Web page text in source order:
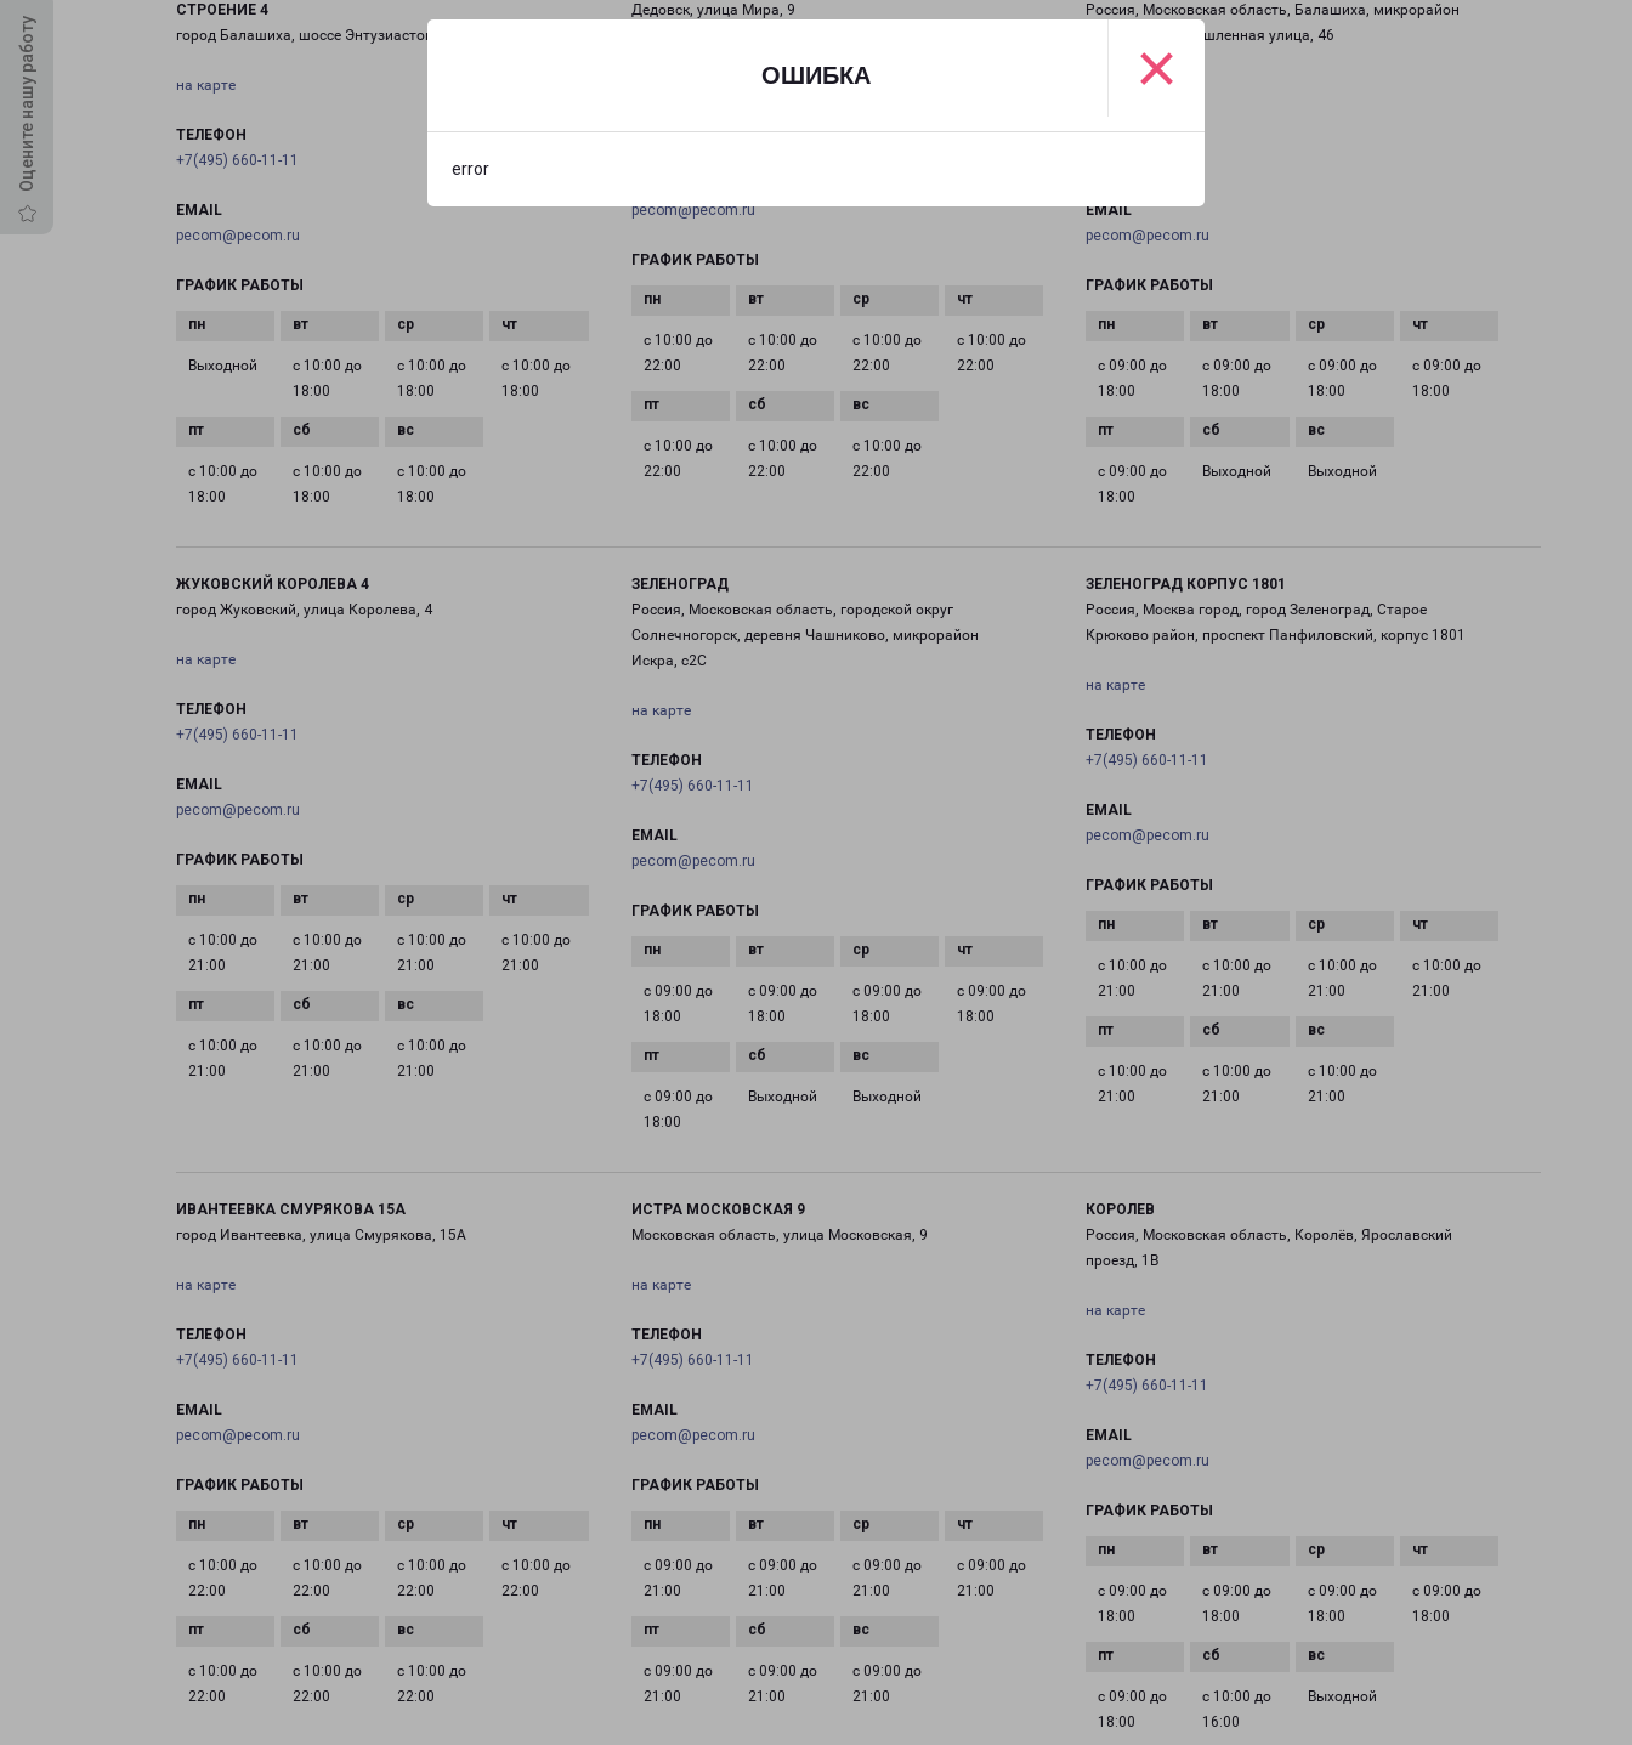
ОШИБКА
error
×
Оцените нашу работу
СТРОЕНИЕ 4
город Балашиха, шоссе Энтузиастов, 11 строение 4
на карте
ТЕЛЕФОН
+7(495) 660-11-11
EMAIL
pecom@pecom.ru
ГРАФИК РАБОТЫ
Выходной
с 10:00 до
18:00
с 10:00 до
18:00
с 10:00 до
18:00
с 10:00 до
18:00
с 10:00 до
18:00
с 10:00 до
18:00
Дедовск, улица Мира, 9
+7(495) 660-11-11
pecom@pecom.ru
ГРАФИК РАБОТЫ
с 10:00 до
22:00
с 10:00 до
22:00
с 10:00 до
22:00
с 10:00 до
22:00
с 10:00 до
22:00
с 10:00 до
22:00
с 10:00 до
22:00
Россия, Московская область, Балашиха, микрорайон
Саввино, Промышленная улица, 46
на карте
ТЕЛЕФОН
EMAIL
pecom@pecom.ru
ГРАФИК РАБОТЫ
с 09:00 до
18:00
с 09:00 до
18:00
с 09:00 до
18:00
с 09:00 до
18:00
с 09:00 до
18:00
Выходной Выходной
ЖУКОВСКИЙ КОРОЛЕВА 4
город Жуковский, улица Королева, 4
на карте
ТЕЛЕФОН
+7(495) 660-11-11
EMAIL
pecom@pecom.ru
ГРАФИК РАБОТЫ
с 10:00 до
21:00
с 10:00 до
21:00
с 10:00 до
21:00
с 10:00 до
21:00
с 10:00 до
21:00
с 10:00 до
21:00
с 10:00 до
21:00
ЗЕЛЕНОГРАД
Россия, Московская область, городской округ
Солнечногорск, деревня Чашниково, микрорайон
Искра, с2С
на карте
ТЕЛЕФОН
+7(495) 660-11-11
EMAIL
pecom@pecom.ru
ГРАФИК РАБОТЫ
с 09:00 до
18:00
с 09:00 до
18:00
с 09:00 до
18:00
с 09:00 до
18:00
с 09:00 до
18:00
Выходной Выходной
ЗЕЛЕНОГРАД КОРПУС 1801
Россия, Москва город, город Зеленоград, Старое
Крюково район, проспект Панфиловский, корпус 1801
на карте
ТЕЛЕФОН
+7(495) 660-11-11
EMAIL
pecom@pecom.ru
ГРАФИК РАБОТЫ
с 10:00 до
21:00
с 10:00 до
21:00
с 10:00 до
21:00
с 10:00 до
21:00
с 10:00 до
21:00
с 10:00 до
21:00
с 10:00 до
21:00
ИВАНТЕЕВКА СМУРЯКОВА 15А
город Ивантеевка, улица Смурякова, 15А
на карте
ТЕЛЕФОН
+7(495) 660-11-11
EMAIL
pecom@pecom.ru
ГРАФИК РАБОТЫ
с 10:00 до
22:00
с 10:00 до
22:00
с 10:00 до
22:00
с 10:00 до
22:00
с 10:00 до
22:00
с 10:00 до
22:00
с 10:00 до
22:00
ИСТРА МОСКОВСКАЯ 9
Московская область, улица Московская, 9
на карте
ТЕЛЕФОН
+7(495) 660-11-11
EMAIL
pecom@pecom.ru
ГРАФИК РАБОТЫ
с 09:00 до
21:00
с 09:00 до
21:00
с 09:00 до
21:00
с 09:00 до
21:00
с 09:00 до
21:00
с 09:00 до
21:00
с 09:00 до
21:00
КОРОЛЕВ
Россия, Московская область, Королёв, Ярославский
проезд, 1В
на карте
ТЕЛЕФОН
+7(495) 660-11-11
EMAIL
pecom@pecom.ru
ГРАФИК РАБОТЫ
с 09:00 до
18:00
с 09:00 до
18:00
с 09:00 до
18:00
с 09:00 до
18:00
с 09:00 до
18:00
с 10:00 до
16:00
Выходной